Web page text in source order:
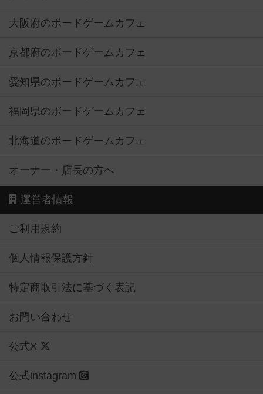
大阪府のボードゲームカフェ
京都府のボードゲームカフェ
愛知県のボードゲームカフェ
福岡県のボードゲームカフェ
北海道のボードゲームカフェ
オーナー・店長の方へ
運営者情報
ご利用規約
個人情報保護方針
特定商取引法に基づく表記
お問い合わせ
公式X
公式instagram